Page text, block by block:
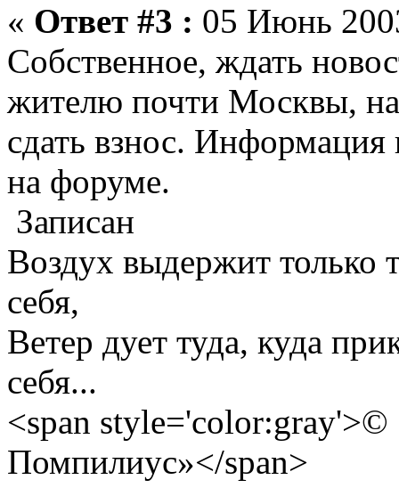
« Ответ #3 : 05 Июнь
Собственное, ждать
жителю почти Москвы,
сдать взнос. Информация
на форуме.
Записан
Воздух выдержит только
себя,
Ветер дует туда, куда
себя...
<span style='color:gray'>©
Помпилиус»</span>